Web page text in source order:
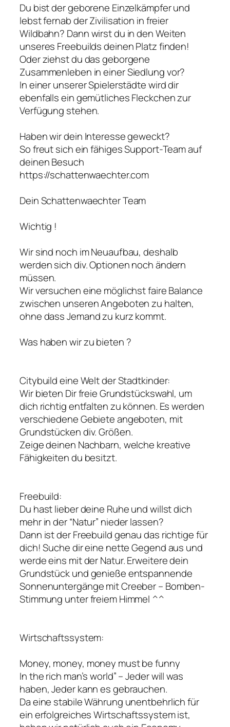
Du bist der geborene Einzelkämpfer und
lebst fernab der Zivilisation in freier
Wildbahn? Dann wirst du in den Weiten
unseres Freebuilds deinen Platz finden!
Oder ziehst du das geborgene
Zusammenleben in einer Siedlung vor?
In einer unserer Spielerstädte wird dir
ebenfalls ein gemütliches Fleckchen zur
Verfügung stehen.
Haben wir dein Interesse geweckt?
So freut sich ein fähiges Support-Team auf
deinen Besuch
https://schattenwaechter.com
Dein Schattenwaechter Team
Wichtig !
Wir sind noch im Neuaufbau, deshalb
werden sich div. Optionen noch ändern
müssen.
Wir versuchen eine möglichst faire Balance
zwischen unseren Angeboten zu halten,
ohne dass Jemand zu kurz kommt.
Was haben wir zu bieten ?
Citybuild eine Welt der Stadtkinder:
Wir bieten Dir freie Grundstückswahl, um
dich richtig entfalten zu können. Es werden
verschiedene Gebiete angeboten, mit
Grundstücken div. Größen.
Zeige deinen Nachbarn, welche kreative
Fähigkeiten du besitzt.
Freebuild:
Du hast lieber deine Ruhe und willst dich
mehr in der “Natur” nieder lassen?
Dann ist der Freebuild genau das richtige für
dich! Suche dir eine nette Gegend aus und
werde eins mit der Natur. Erweitere dein
Grundstück und genieße entspannende
Sonnenuntergänge mit Creeber – Bomben-
Stimmung unter freiem Himmel ^^
Wirtschaftssystem:
Money, money, money must be funny
In the rich man’s world” – Jeder will was
haben, Jeder kann es gebrauchen.
Da eine stabile Währung unentbehrlich für
ein erfolgreiches Wirtschaftssystem ist,